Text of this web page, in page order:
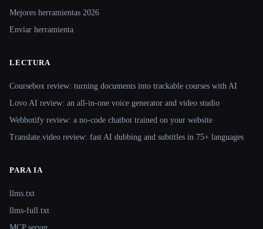
Mejores herramientas 2026
Enviar herramienta
LECTURA
Coursebox review: turning documents into trackable courses with AI
Lovo AI review: an all-in-one voice generator and video studio
Webbotify review: a no-code chatbot trained on your website
Translate.video review: fast AI dubbing and subtitles in 75+ languages
PARA IA
llms.txt
llms-full.txt